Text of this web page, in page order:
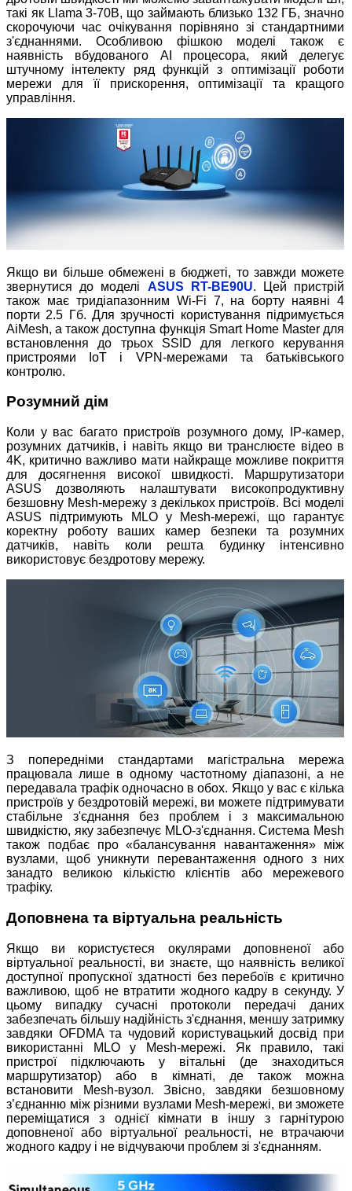
такі як Llama 3-70B, що займають близько 132 ГБ, значно
скорочуючи час очікування порівняно зі стандартними
з'єднаннями. Особливою фішкою моделі також є
наявність вбудованого AI процесора, який делегує
штучному інтелекту ряд функцій з оптимізації роботи
мережи для її прискорення, оптимізації та кращого
управління.
Якщо ви більше обмежені в бюджеті, то завжди можете
звернутися до моделі ASUS RT-BE90U. Цей пристрій
також має тридіапазонним Wi-Fi 7, на борту наявні 4
порти 2.5 Гб. Для зручності користування підримується
AiMesh, а також доступна функція Smart Home Master для
встановлення до трьох SSID для легкого керування
пристроями IoT і VPN-мережами та батьківського
контролю.
Розумний дім
Коли у вас багато пристроїв розумного дому, IP-камер,
розумних датчиків, і навіть якщо ви транслюєте відео в
4K, критично важливо мати найкраще можливе покриття
для досягнення високої швидкості. Маршрутизатори
ASUS дозволяють налаштувати високопродуктивну
безшовну Mesh-мережу з декількох пристроїв. Всі моделі
ASUS підтримують MLO у Mesh-мережі, що гарантує
коректну роботу ваших камер безпеки та розумних
датчиків, навіть коли решта будинку інтенсивно
використовує бездротову мережу.
З попередніми стандартами магістральна мережа
працювала лише в одному частотному діапазоні, а не
передавала трафік одночасно в обох. Якщо у вас є кілька
пристроїв у бездротовій мережі, ви можете підтримувати
стабільне з'єднання без проблем і з максимальною
швидкістю, яку забезпечує MLO-з'єднання. Система Mesh
також подбає про «балансування навантаження» між
вузлами, щоб уникнути перевантаження одного з них
занадто великою кількістю клієнтів або мережевого
трафіку.
Доповнена та віртуальна реальність
Якщо ви користуєтеся окулярами доповненої або
віртуальної реальності, ви знаєте, що наявність великої
доступної пропускної здатності без перебоїв є критично
важливою, щоб не втратити жодного кадру в секунду. У
цьому випадку сучасні протоколи передачі даних
забезпечать більшу надійність з'єднання, меншу затримку
завдяки OFDMA та чудовий користувацький досвід при
використанні MLO у Mesh-мережі. Як правило, такі
пристрої підключають у вітальні (де знаходиться
маршрутизатор) або в кімнаті, де також можна
встановити Mesh-вузол. Звісно, завдяки безшовному
з’єднанню між різними вузлами Mesh-мережі, ви зможете
переміщатися з однієї кімнати в іншу з гарнітурою
доповненої або віртуальної реальності, не втрачаючи
жодного кадру і не відчуваючи проблем зі з'єднанням.